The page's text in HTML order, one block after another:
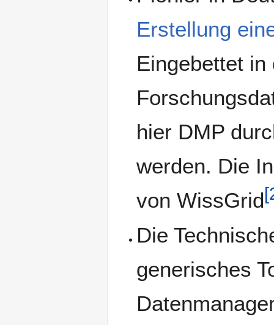
Erstellung
Eingebettet
hier DMP
werden. Die
von WissGrid[
Die
generisches